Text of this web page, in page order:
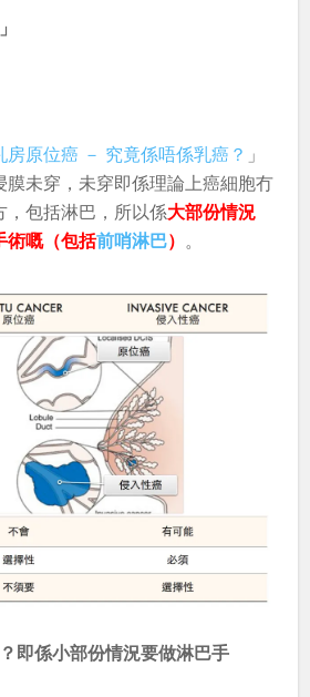
房原位癌 － 究竟係唔係乳癌？ 」
膜未穿，未穿即係理論上癌細胞冇
，包括淋巴，所以係大部份情況
術嘅（包括前哨淋巴） 。
？即係小部份情況要做淋巴手